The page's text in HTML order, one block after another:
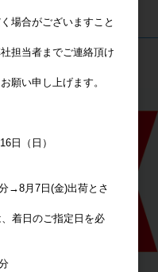
場合がございますこと
担当者までご連絡頂け
願い申し上げます。
日（日）
→8月7日(金)出荷とさ
着日のご指定日を必